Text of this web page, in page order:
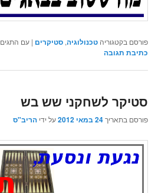
פורסם בקטגוריה טכנולוגיה,סטיקרים |עם התגים
כתיבת תגובה
סטיקר לשחקני שש בש
פורסם בתאריך24 במאי 2012 על ידיהריב"ס